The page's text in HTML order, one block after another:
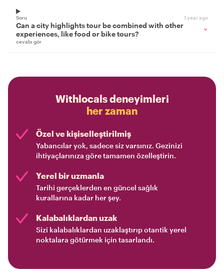
Soru 1 year ago
Can a city highlights tour be combined with other
experiences, like food or bike tours?
cevabı gör
Withlocals deneyimleri
her zaman
Özel ve kişiselleştirilmiş
Yabancılar yok, sadece siz varsınız. Gezinizi
ihtiyaçlarınıza göre tamamen özelleştirin.
Yerel bir uzmanla
Tarihi gerçeklerden en güncel sağlık
kurallarına kadar her şey.
Kalabalıklardan uzak
Sizi kalabalıklardan uzaklaştırıp otantik yerel
noktalara götürmek için tasarlandı.